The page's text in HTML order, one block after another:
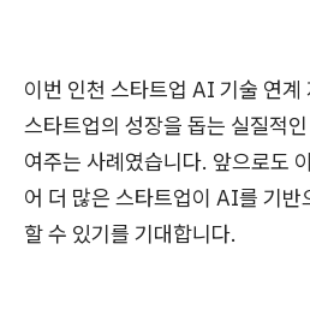
이번 인천 스타트업 AI 기술 연
스타트업의 성장을 돕는 실질적
여주는 사례였습니다. 앞으로도
어 더 많은 스타트업이 AI를 기반
할 수 있기를 기대합니다.